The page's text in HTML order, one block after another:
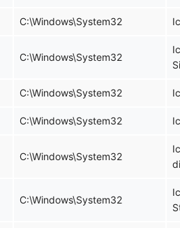
C:\Windows\System32
C:\Windows\System32
C:\Windows\System32
C:\Windows\System32
C:\Windows\System32
C:\Windows\System32